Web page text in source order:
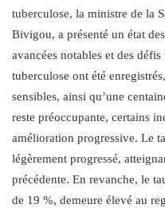
tuberculose, la ministre de la
Bivigou, a présenté un état
avancées notables et des
tuberculose ont été
sensibles, ainsi qu’une
reste préoccupante, certains
amélioration progressive. Le
légèrement progressé,
précédente. En revanche, le
de 19 %, demeure élevé au